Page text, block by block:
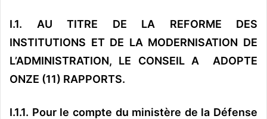
I.1. AU TITRE DE LA REFORME DES
INSTITUTIONS ET DE LA MODERNISATION DE
L’ADMINISTRATION, LE CONSEIL A ADOPTE
ONZE (11) RAPPORTS.
I.1.1. Pour le compte du ministère de la Défense